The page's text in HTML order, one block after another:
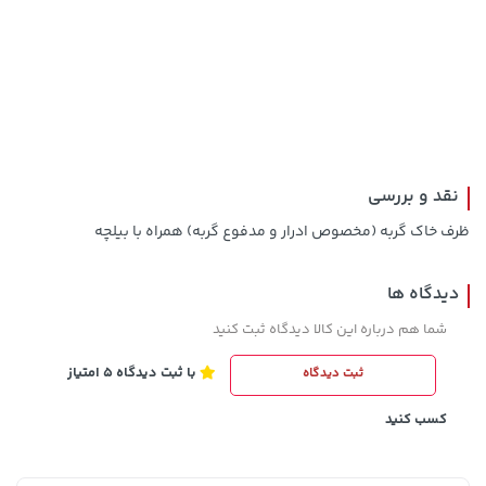
659,900
خرید
نقد و بررسی
ظرف خاک گربه (مخصوص ادرار و مدفوع گربه) همراه با بیلچه
دیدگاه ها
شما هم درباره این کالا دیدگاه ثبت کنید
ثبت دیدگاه با ثبت دیدگاه 5 امتیاز
کسب کنید